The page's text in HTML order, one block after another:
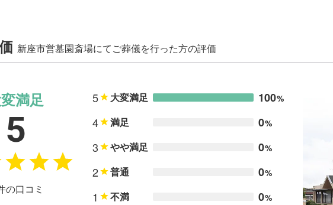
新座市営墓園斎場にてご葬儀を行った方の評価
満足
5
の口コミ
5 大変満足 100%
4 満足 0%
3 やや満足 0%
2 普通 0%
1 不満 0%